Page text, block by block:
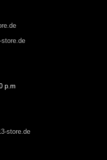
store.de
p.m
store.de